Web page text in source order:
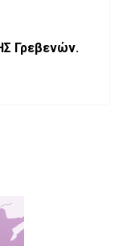
Γρεβενών.